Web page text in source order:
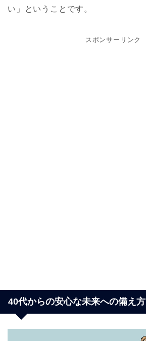
い」ということです。
スポンサーリンク
40代からの安心な未来への備え方